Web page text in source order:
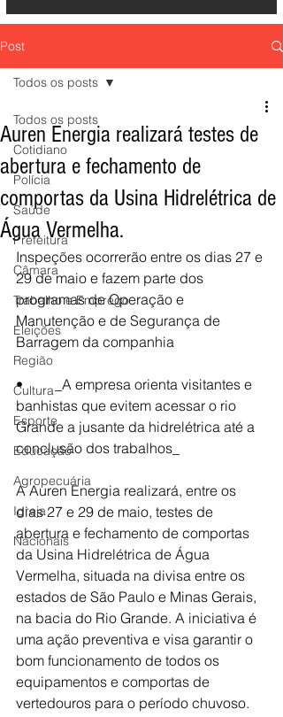
Post
Todos os posts
Cotidiano
Polícia
Saúde
Prefeitura
Câmara
Trabalho e Emprego
Eleições
Região
Cultura
Esporte
Educação
Agropecuária
Igreja
Nacionais
Todos os posts
Auren Energia realizará testes de
abertura e fechamento de
comportas da Usina Hidrelétrica de
Água Vermelha.
Inspeções ocorrerão entre os dias 27 e
29 de maio e fazem parte dos
programas de Operação e
Manutenção e de Segurança de
Barragem da companhia
•	 _A empresa orienta visitantes e
banhistas que evitem acessar o rio
Grande a jusante da hidrelétrica até a
conclusão dos trabalhos_
A Auren Energia realizará, entre os
dias 27 e 29 de maio, testes de
abertura e fechamento de comportas
da Usina Hidrelétrica de Água
Vermelha, situada na divisa entre os
estados de São Paulo e Minas Gerais,
na bacia do Rio Grande. A iniciativa é
uma ação preventiva e visa garantir o
bom funcionamento de todos os
equipamentos e comportas de
vertedouros para o período chuvoso.